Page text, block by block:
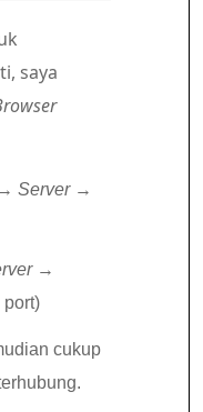
saya
Server→
→
port)
cukup